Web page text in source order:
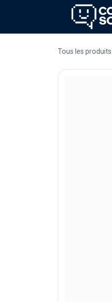
Se rendre au contenu
Tous les produits